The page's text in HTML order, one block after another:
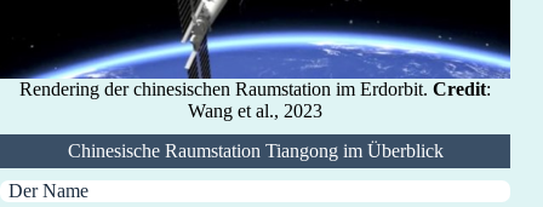
Rendering der chinesischen Raumstation im Erdorbit.Credit:
Wang et al., 2023
Chinesische Raumstation Tiangong im Überblick
Der Name